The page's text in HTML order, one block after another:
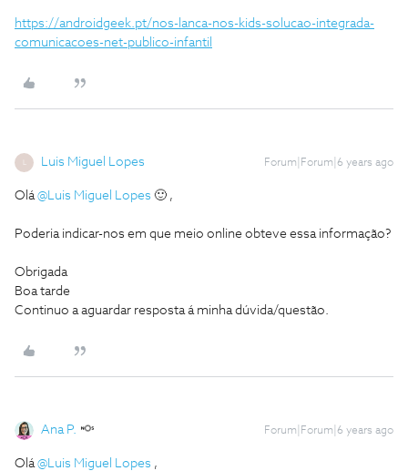
https://androidgeek.pt/nos-lanca-nos-kids-solucao-integrada-
comunicacoes-net-publico-infantil
Luis Miguel Lopes Forum|Forum|6 years ago
Olá@Luis Miguel Lopes 🙂 ,
Poderia indicar-nos em que meio online obteve essa informação?
Obrigada
Boa tarde
Continuo a aguardar resposta á minha dúvida/questão.
Ana P. Forum|Forum|6 years ago
Olá@Luis Miguel Lopes ,